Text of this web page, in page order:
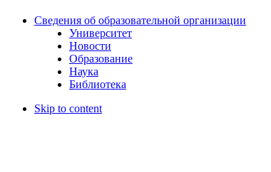
Сведения об образовательной организации
Университет
Новости
Образование
Наука
Библиотека
Skip to content